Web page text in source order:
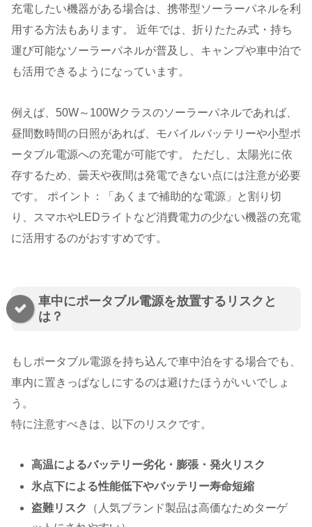
充電したい機器がある場合は、携帯型ソーラーパネルを利
用する方法もあります。 近年では、折りたたみ式・持ち
運び可能なソーラーパネルが普及し、キャンプや車中泊で
も活用できるようになっています。
例えば、50W～100Wクラスのソーラーパネルであれば、
昼間数時間の日照があれば、モバイルバッテリーや小型ポ
ータブル電源への充電が可能です。 ただし、太陽光に依
存するため、曇天や夜間は発電できない点には注意が必要
です。 ポイント：「あくまで補助的な電源」と割り切
り、スマホやLEDライトなど消費電力の少ない機器の充電
に活用するのがおすすめです。
車中にポータブル電源を放置するリスクと
は？
もしポータブル電源を持ち込んで車中泊をする場合でも、
車内に置きっぱなしにするのは避けたほうがいいでしょ
う。
特に注意すべきは、以下のリスクです。
高温によるバッテリー劣化・膨張・発火リスク
氷点下による性能低下やバッテリー寿命短縮
盗難リスク
（人気ブランド製品は高価なためターゲ